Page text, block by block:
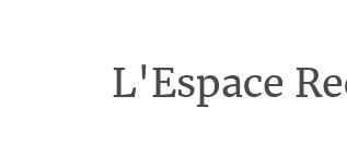
L'Espace